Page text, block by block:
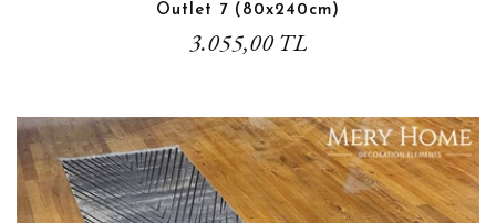
Outlet 7 (80x240cm)
3.055,00 TL